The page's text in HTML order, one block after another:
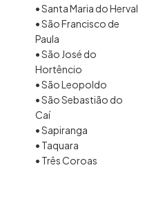
• Santa Maria do Herval
• São Francisco de
Paula
• São José do
Hortêncio
• São Leopoldo
• São Sebastião do
Caí
• Sapiranga
• Taquara
• Três Coroas